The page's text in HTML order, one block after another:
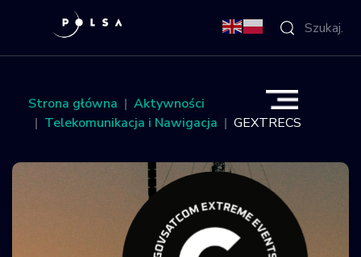
O Agencji
Strona główna
Aktywności
Telekomunikacja i Nawigacja
GEXTRECS